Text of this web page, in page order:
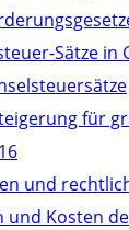
Sätze in
für
und
und Kosten